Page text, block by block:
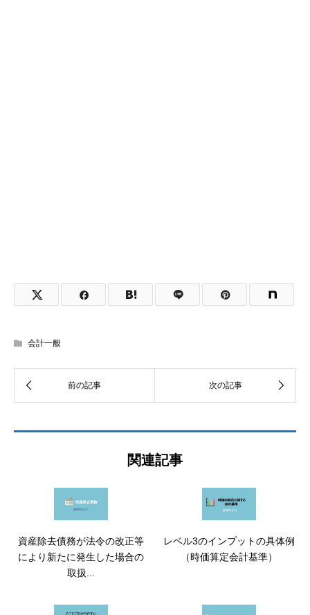
会計一般
関連記事
資産除去債務が法令の改正等
により新たに発生した場合の
取扱...
レベル3のインプットの具体例
（時価算定会計基準）